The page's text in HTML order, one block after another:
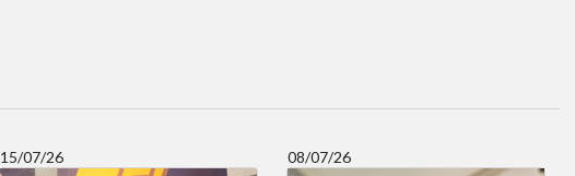
15/07/26 08/07/26